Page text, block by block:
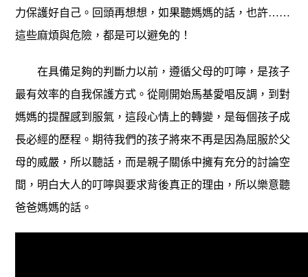
力保護好自己。回頭再想想，如果聽媽媽的話，也許……
這些麻煩與危險，都是可以避免的！
在具備足夠的判斷力以前，遵循父母的叮嚀，是孩子
最有效率的自我保護方式。從剛開始馬基愛唱反調，到對
媽媽的提醒感到服氣，這段心情上的轉變，是每個孩子成
長必經的歷程。期待我們的孩子將來不再是因為屈服於父
母的威嚴，所以聽話，而是親子關係中擁有充分的討論空
間，明白大人的叮嚀與要求背後真正的理由，所以樂意聽
爸爸媽媽的話。